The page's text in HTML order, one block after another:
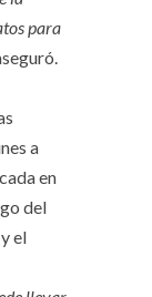
para
a
en
del
el